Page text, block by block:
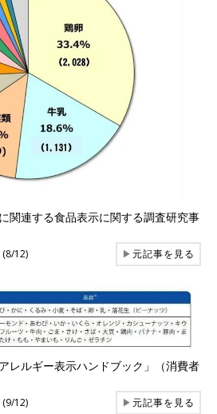
関連する食品表示に関する調査研究事
(8/12) ▶元記事を見る
レルギー表示ハンドブック」（消費者
(9/12) ▶元記事を見る